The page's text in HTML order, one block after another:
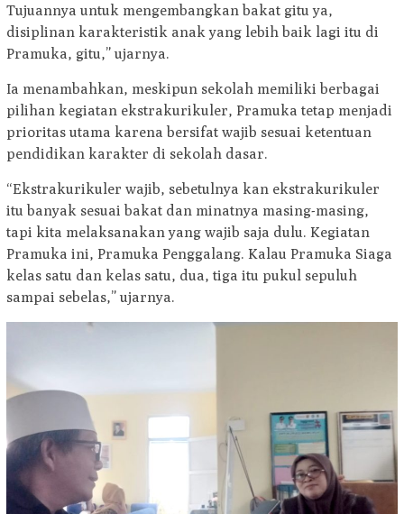
Tujuannya untuk mengembangkan bakat gitu ya,
disiplinan karakteristik anak yang lebih baik lagi itu di
Pramuka, gitu,” ujarnya.
Ia menambahkan, meskipun sekolah memiliki berbagai
pilihan kegiatan ekstrakurikuler, Pramuka tetap menjadi
prioritas utama karena bersifat wajib sesuai ketentuan
pendidikan karakter di sekolah dasar.
“Ekstrakurikuler wajib, sebetulnya kan ekstrakurikuler
itu banyak sesuai bakat dan minatnya masing-masing,
tapi kita melaksanakan yang wajib saja dulu. Kegiatan
Pramuka ini, Pramuka Penggalang. Kalau Pramuka Siaga
kelas satu dan kelas satu, dua, tiga itu pukul sepuluh
sampai sebelas,” ujarnya.